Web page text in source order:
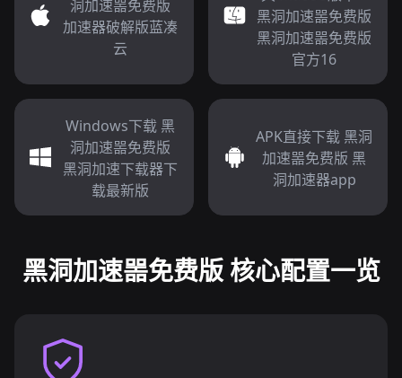
洞加速噐免费版
加速器破解版蓝凑
云
黑洞加速噐免费版
黑洞加速噐免费版
官方16
Windows下载 黑
洞加速噐免费版
黑洞加速下载器下
载最新版
APK直接下载 黑洞
加速噐免费版 黑
洞加速器app
黑洞加速噐免费版 核心配置一览